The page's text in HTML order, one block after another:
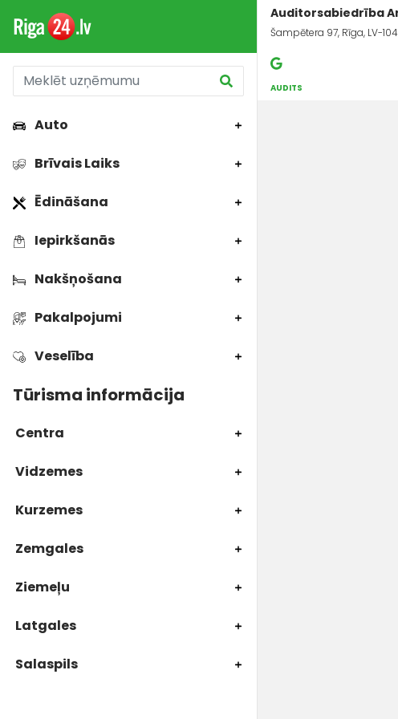
Auto
Brīvais Laiks
Ēdināšana
Iepirkšanās
Nakšņošana
Pakalpojumi
Veselība
Tūrisma informācija
Centra
Vidzemes
Kurzemes
Zemgales
Ziemeļu
Latgales
Salaspils
Auditorsabiedrība
Šampētera 97, Rīga, LV-
AUDITS